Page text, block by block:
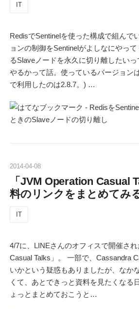
IT
RedisでSentinelを使った構成で組んで
ョンの制御をSentinelがよしなにやっ
るSlaveノードを永久に切り離したいっ
やるかって話。使っているバージョン
で利用したのは2.8.7。) …
2014-04-08
「JVM Operation Casual
料のリンクをまとめてみ
IT
4/7に、LINEさんのオフィスで開催さ
Casual Talks」。 一部で、Cassandra
いかという疑惑もありましたが、なか
くて、あとできっと資料を見たくなる
ょっとまとめておこうと…